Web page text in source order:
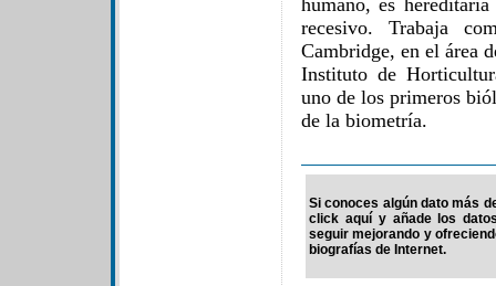
humano, es
recesivo. Trabaja
Cambridge, en el área
Instituto de
uno de los primeros
de la biometría.
Si conoces algún dato más
click aquí y añade los
seguir mejorando y
biografías de Internet.